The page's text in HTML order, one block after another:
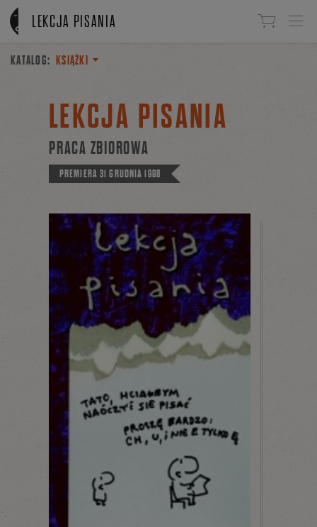
Linki do przejścia
LEKCJA PISANIA
KATALOG: KSIĄŻKI
LEKCJA PISANIA
PRACA ZBIOROWA
PREMIERA31 GRUDNIA 1998